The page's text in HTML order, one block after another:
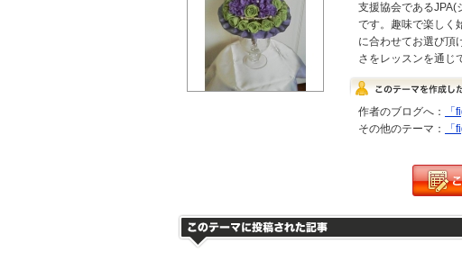
支援協会であるJPA(
です。趣味で楽しく
に合わせてお選び頂
さをレッスンを通じ
作者のブログへ：
その他のテーマ：